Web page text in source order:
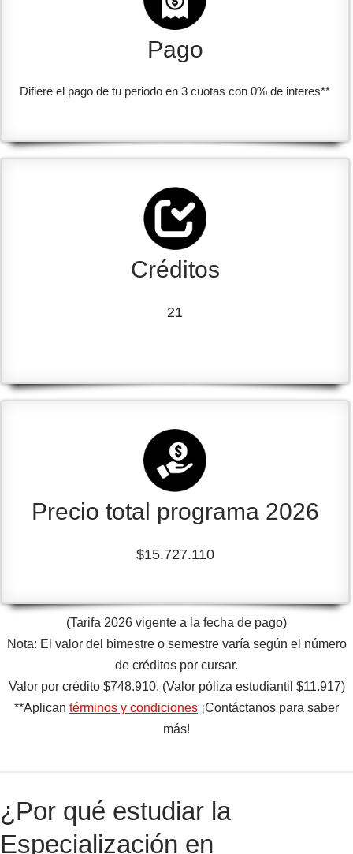
Pago
Difiere el pago de tu periodo en 3 cuotas con 0% de interes**
Créditos
21
Precio total programa 2026
$15.727.110
(Tarifa 2026 vigente a la fecha de pago)
Nota: El valor del bimestre o semestre varía según el número
de créditos por cursar.
Valor por crédito $748.910. (Valor póliza estudiantil $11.917)
**Aplican términos y condiciones ¡Contáctanos para saber
más!
¿Por qué estudiar la
Especialización en